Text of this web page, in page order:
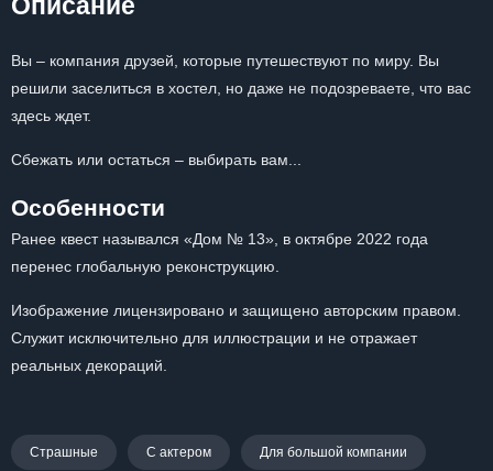
Вы – компания друзей, которые путешествуют по миру. Вы
решили заселиться в хостел, но даже не подозреваете, что вас
здесь ждет.
Сбежать или остаться – выбирать вам...
Особенности
Ранее квест назывался «Дом № 13», в октябре 2022 года
перенес глобальную реконструкцию.
Изображение лицензировано и защищено авторским правом.
Служит исключительно для иллюстрации и не отражает
реальных декораций.
Страшные С актером Для большой компании